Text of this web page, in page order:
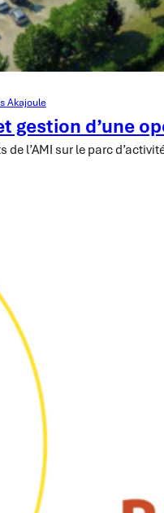
Akajoule
gestion d’une
de l’AMI sur le parc